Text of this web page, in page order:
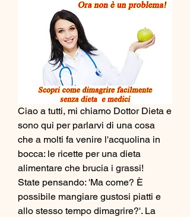
Ciao a tutti, mi chiamo Dottor Dieta e
sono qui per parlarvi di una cosa
che a molti fa venire l'acquolina in
bocca: le ricette per una dieta
alimentare che brucia i grassi!
State pensando: 'Ma come? È
possibile mangiare gustosi piatti e
allo stesso tempo dimagrire?'. La